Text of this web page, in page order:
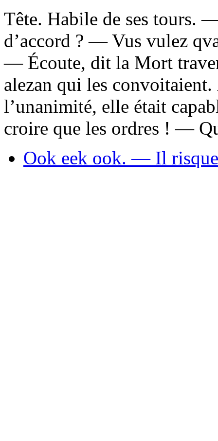
Tête. Habile de ses tours.
d’accord ? — Vus vulez
— Écoute, dit la Mort
alezan qui les
l’unanimité, elle était
croire que les ordres ! —
Ook eek ook. — Il